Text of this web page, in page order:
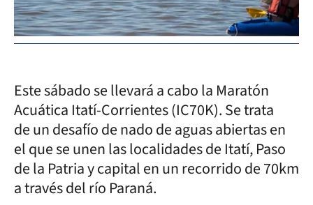
Este sábado se llevará a cabo la Maratón
Acuática Itatí-Corrientes (IC70K). Se trata
de un desafío de nado de aguas abiertas en
el que se unen las localidades de Itatí, Paso
de la Patria y capital en un recorrido de 70km
a través del río Paraná.